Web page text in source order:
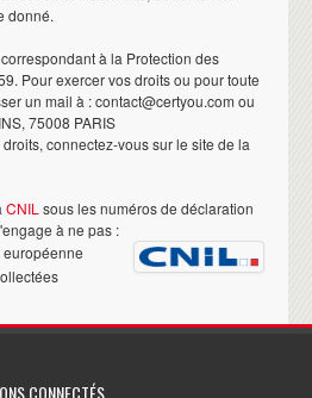
donné.
à la Protection des
Pour exercer vos droits ou pour toute
un mail à : contact@certyou.com ou
75008 PARIS
connectez-vous sur le site de la
CNIL sous les numéros de déclaration
à ne pas :
européenne
CONNECTÉS